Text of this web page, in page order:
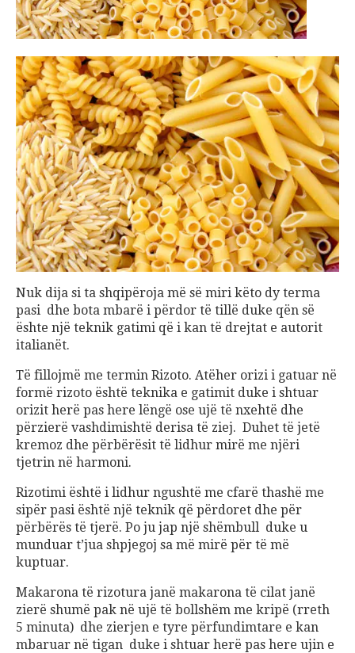
Nuk dija si ta shqipëroja më së miri këto dy terma
pasi dhe bota mbarë i përdor të tillë duke qën së
ështe një teknik gatimi që i kan të drejtat e autorit
italianët.
Të fillojmë me termin Rizoto. Atëher orizi i gatuar në
formë rizoto është teknika e gatimit duke i shtuar
orizit herë pas here lëngë ose ujë të nxehtë dhe
përzierë vashdimishtë derisa të ziej. Duhet të jetë
kremoz dhe përbërësit të lidhur mirë me njëri
tjetrin në harmoni.
Rizotimi është i lidhur ngushtë me cfarë thashë me
sipër pasi është një teknik që përdoret dhe për
përbërës të tjerë. Po ju jap një shëmbull duke u
munduar t’jua shpjegoj sa më mirë për të më
kuptuar.
Makarona të rizotura janë makarona të cilat janë
zierë shumë pak në ujë të bollshëm me kripë (rreth
5 minuta) dhe zierjen e tyre përfundimtare e kan
mbaruar në tigan duke i shtuar herë pas here ujin e